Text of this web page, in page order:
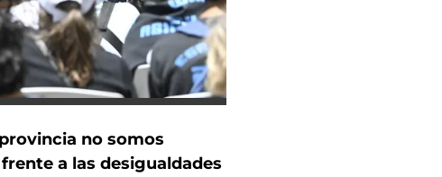
no somos
a las desigualdades